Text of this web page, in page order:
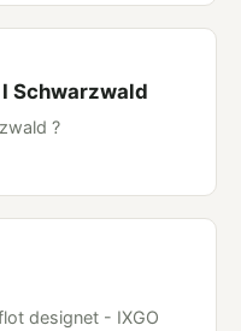
Schwarzwald
?
designet - IXGO